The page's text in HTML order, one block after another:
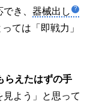
き、 器械出し
ては「即戦力」
らえたはずの手
見よう」と思って